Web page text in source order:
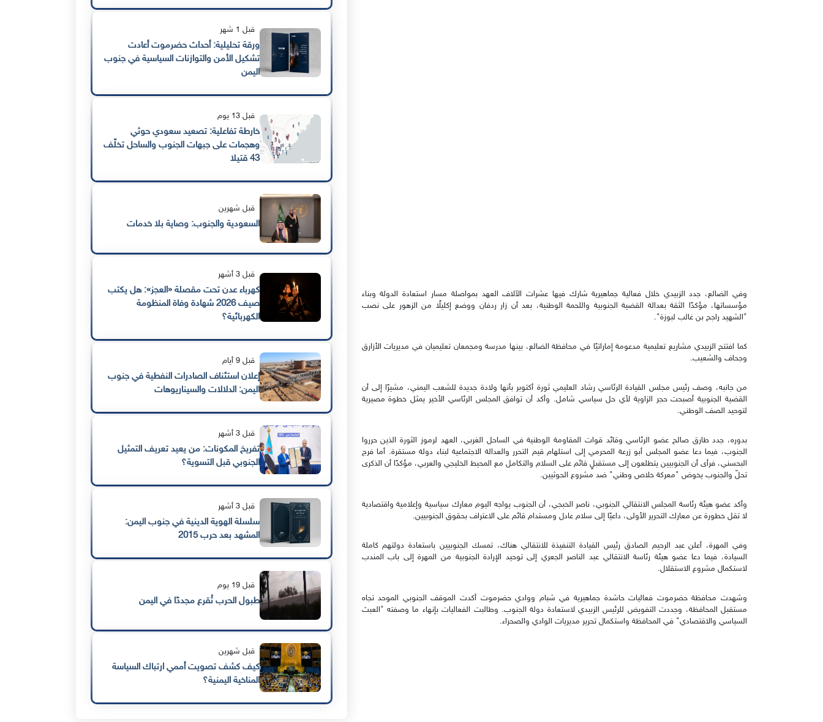
وفي الضالع، جدد الزبيدي خلال فعالية جماهيرية شارك فيها عشرات الآلاف العهد بمواصلة مسار استعادة الدولة وبناء
مؤسساتها، مؤكدًا الثقة بعدالة القضية الجنوبية واللحمة الوطنية، بعد أن زار ردفان ووضع إكليلًا من الزهور على نصب
"الشهيد راجح بن غالب لبوزة".
كما افتتح الزبيدي مشاريع تعليمية مدعومة إماراتيًا في محافظة الضالع، بينها مدرسة ومجمعان تعليميان في مديريات الأزارق
وجحاف والشعيب.
من جانبه، وصف رئيس مجلس القيادة الرئاسي رشاد العليمي ثورة أكتوبر بأنها ولادة جديدة للشعب اليمني، مشيرًا إلى أن
القضية الجنوبية أصبحت حجر الزاوية لأي حل سياسي شامل. وأكد أن توافق المجلس الرئاسي الأخير يمثل خطوة مصيرية
لتوحيد الصف الوطني.
بدوره، جدد طارق صالح عضو الرئاسي وقائد قوات المقاومة الوطنية في الساحل الغربي، العهد لرموز الثورة الذين حرروا
الجنوب، فيما دعا عضو المجلس أبو زرعة المحرمي إلى استلهام قيم التحرر والعدالة الاجتماعية لبناء دولة مستقرة. أما فرج
البحسني، فرأى أن الجنوبيين يتطلعون إلى مستقبلٍ قائم على السلام والتكامل مع المحيط الخليجي والعربي، مؤكدًا أن الذكرى
تحلّ والجنوب يخوض "معركة خلاص وطني" ضد مشروع الحوثيين.
وأكد عضو هيئة رئاسة المجلس الانتقالي الجنوبي، ناصر الخبجي، أن الجنوب يواجه اليوم معارك سياسية وإعلامية واقتصادية
لا تقل خطورة عن معارك التحرير الأولى، داعيًا إلى سلام عادل ومستدام قائم على الاعتراف بحقوق الجنوبيين.
وفي المهرة، أعلن عبد الرحيم الصادق رئيس القيادة التنفيذة للانتقالي هناك، تمسك الجنوبيين باستعادة دولتهم كاملة
السيادة، فيما دعا عضو هيئة رئاسة الانتقالي عبد الناصر الجعري إلى توحيد الإرادة الجنوبية من المهرة إلى باب المندب
لاستكمال مشروع الاستقلال.
وشهدت محافظة حضرموت فعاليات حاشدة جماهيرية في شبام ووادي حضرموت أكدت الموقف الجنوبي الموحد تجاه
مستقبل المحافظة، وجددت التفويض للرئيس الزبيدي لاستعادة دولة الجنوب. وطالبت الفعاليات بإنهاء ما وصفته "العبث
السياسي والاقتصادي" في المحافظة واستكمال تحرير مديريات الوادي والصحراء.
قبل 1 شهر
ورقة تحليلية: أحداث حضرموت أعادت
تشكيل الأمن والتوازنات السياسية في جنوب
اليمن
قبل 13 يوم
خارطة تفاعلية: تصعيد سعودي حوثي
وهجمات على جبهات الجنوب والساحل تخلّف
43 قتيلا
قبل شهرين
السعودية والجنوب: وصاية بلا خدمات
قبل 3 أشهر
كهرباء عدن تحت مقصلة «العجز»: هل يكتب
صيف 2026 شهادة وفاة المنظومة
الكهربائية؟
قبل 9 أيام
إعلان استئناف الصادرات النفطية في جنوب
اليمن: الدلالات والسيناريوهات
قبل 3 أشهر
تفريخ المكونات: من يعيد تعريف التمثيل
الجنوبي قبل التسوية؟
قبل 3 أشهر
سلسلة الهوية الدينية في جنوب اليمن:
المشهد بعد حرب 2015
قبل 19 يوم
طبول الحرب تُقرع مجددًا في اليمن
قبل شهرين
كيف كشف تصويت أممي ارتباك السياسة
المناخية اليمنية؟